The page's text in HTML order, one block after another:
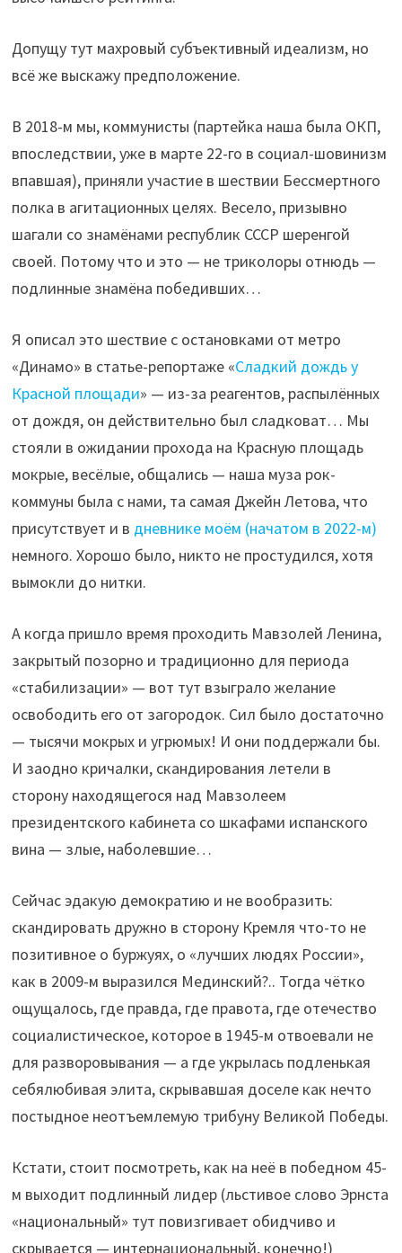
Допущу тут махровый субъективный идеализм, но
всё же выскажу предположение.
В 2018-м мы, коммунисты (партейка наша была ОКП,
впоследствии, уже в марте 22-го в социал-шовинизм
впавшая), приняли участие в шествии Бессмертного
полка в агитационных целях. Весело, призывно
шагали со знамёнами республик СССР шеренгой
своей. Потому что и это — не триколоры отнюдь —
подлинные знамёна победивших…
Я описал это шествие с остановками от метро
«Динамо» в статье-репортаже «Сладкий дождь у
Красной площади» — из-за реагентов, распылённых
от дождя, он действительно был сладковат… Мы
стояли в ожидании прохода на Красную площадь
мокрые, весёлые, общались — наша муза рок-
коммуны была с нами, та самая Джейн Летова, что
присутствует и в дневнике моём (начатом в 2022-м)
немного. Хорошо было, никто не простудился, хотя
вымокли до нитки.
А когда пришло время проходить Мавзолей Ленина,
закрытый позорно и традиционно для периода
«стабилизации» — вот тут взыграло желание
освободить его от загородок. Сил было достаточно
— тысячи мокрых и угрюмых! И они поддержали бы.
И заодно кричалки, скандирования летели в
сторону находящегося над Мавзолеем
президентского кабинета со шкафами испанского
вина — злые, наболевшие…
Сейчас эдакую демократию и не вообразить:
скандировать дружно в сторону Кремля что-то не
позитивное о буржуях, о «лучших людях России»,
как в 2009-м выразился Мединский?.. Тогда чётко
ощущалось, где правда, где правота, где отечество
социалистическое, которое в 1945-м отвоевали не
для разворовывания — а где укрылась подленькая
себялюбивая элита, скрывавшая доселе как нечто
постыдное неотъемлемую трибуну Великой Победы.
Кстати, стоит посмотреть, как на неё в победном 45-
м выходит подлинный лидер (льстивое слово Эрнста
«национальный» тут повизгивает обидчиво и
скрывается — интернациональный, конечно!)